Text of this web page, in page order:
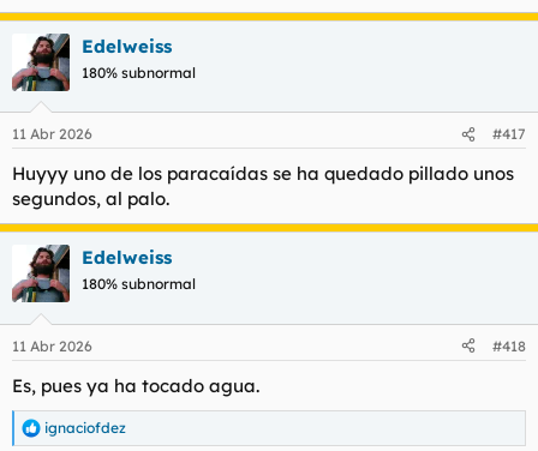
Edelweiss
180% subnormal
11 Abr 2026 #417
Huyyy uno de los paracaídas se ha quedado pillado unos
segundos, al palo.
Edelweiss
180% subnormal
11 Abr 2026 #418
Es, pues ya ha tocado agua.
R
ignaciofdez